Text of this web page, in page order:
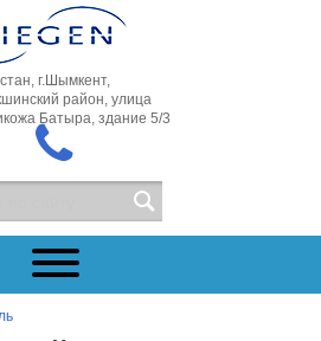
г.Шымкент,
район, улица
Батыра, здание 5/3